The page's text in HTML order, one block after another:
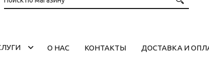
О НАС КОНТАКТЫ ДОСТАВКА И